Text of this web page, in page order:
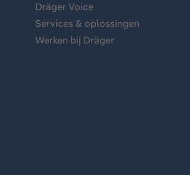
Dräger Voice
Services & oplossingen
Werken bij Dräger